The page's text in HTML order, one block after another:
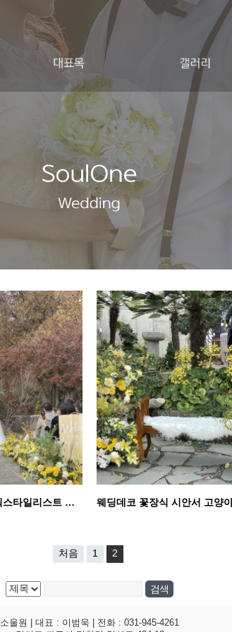
시안서 웨딩플라워 플라워스타일리스트 일산야외결혼식장 김…
처음 1 2
소울원 | 대표 : 이범욱 | 전화 : 031-945-4261